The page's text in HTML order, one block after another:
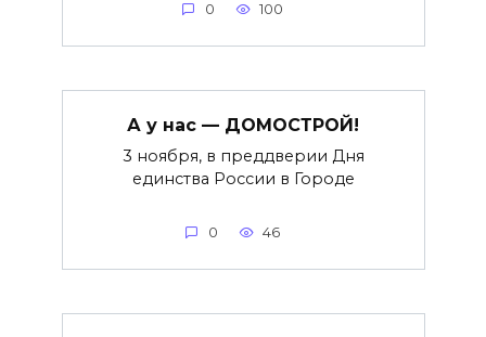
0 100
А у нас — ДОМОСТРОЙ!
3 ноября, в преддверии Дня
единства России в Городе
0 46